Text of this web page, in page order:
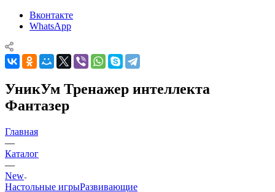
Вконтакте
WhatsApp
УникУм Тренажер интеллекта
Фантазер
Главная
—
Каталог
—
New
Настольные игрыРазвивающие